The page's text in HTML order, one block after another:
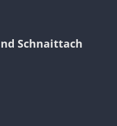
Schnaittach